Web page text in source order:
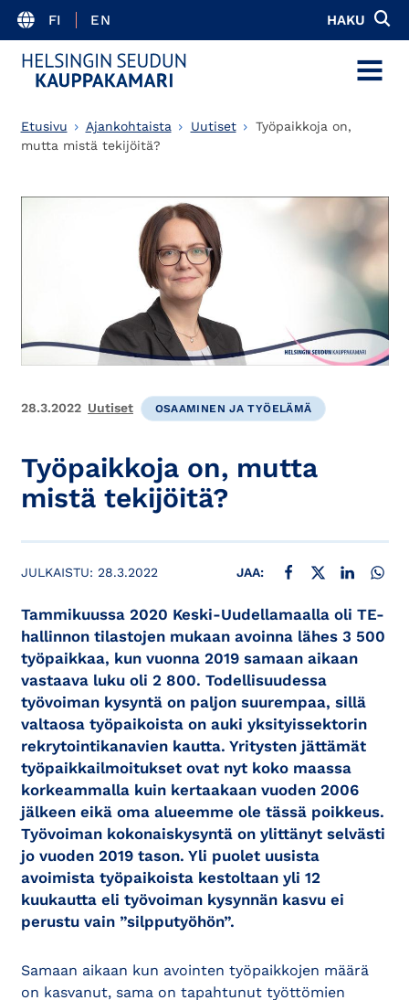
FI EN HAKU
MENU
Etusivu Ajankohtaista Uutiset
Työpaikkoja on,
mutta mistä tekijöitä?
28.3.2022 Uutiset OSAAMINEN JA TYÖELÄMÄ
Työpaikkoja on, mutta
mistä tekijöitä?
JULKAISTU: 28.3.2022 JAA: JAA FACEBOOKISSA
JAA X:SSÄ JAA
Tammikuussa 2020 Keski-Uudellamaalla oli TE-
hallinnon tilastojen mukaan avoinna lähes 3 500
työpaikkaa, kun vuonna 2019 samaan aikaan
vastaava luku oli 2 800. Todellisuudessa
työvoiman kysyntä on paljon suurempaa, sillä
valtaosa työpaikoista on auki yksityissektorin
rekrytointikanavien kautta. Yritysten jättämät
työpaikkailmoitukset ovat nyt koko maassa
korkeammalla kuin kertaakaan vuoden 2006
jälkeen eikä oma alueemme ole tässä poikkeus.
Työvoiman kokonaiskysyntä on ylittänyt selvästi
jo vuoden 2019 tason. Yli puolet uusista
avoimista työpaikoista kestoltaan yli 12
kuukautta eli työvoiman kysynnän kasvu ei
perustu vain ”silpputyöhön”.
Samaan aikaan kun avointen työpaikkojen määrä
on kasvanut, sama on tapahtunut työttömien